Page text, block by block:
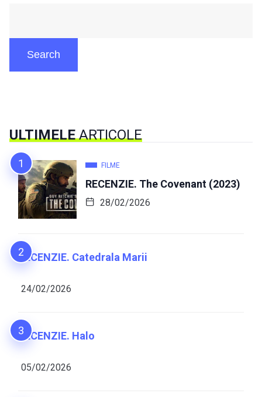
Search
ULTIMELEARTICOLE
FILME
RECENZIE. The Covenant (2023)
28/02/2026
RECENZIE. Catedrala Marii
24/02/2026
RECENZIE. Halo
05/02/2026